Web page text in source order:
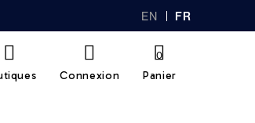
EN FR
Connexion Panier
0